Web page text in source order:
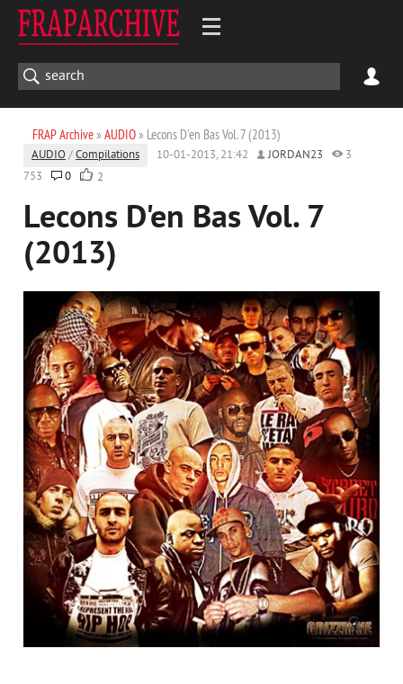
FRAP Archive» AUDIO» Lecons D'en Bas Vol. 7 (2013)
AUDIO /Compilations 10-01-2013, 21:42 JORDAN23
3
753
0 2
Lecons D'en Bas Vol. 7
(2013)